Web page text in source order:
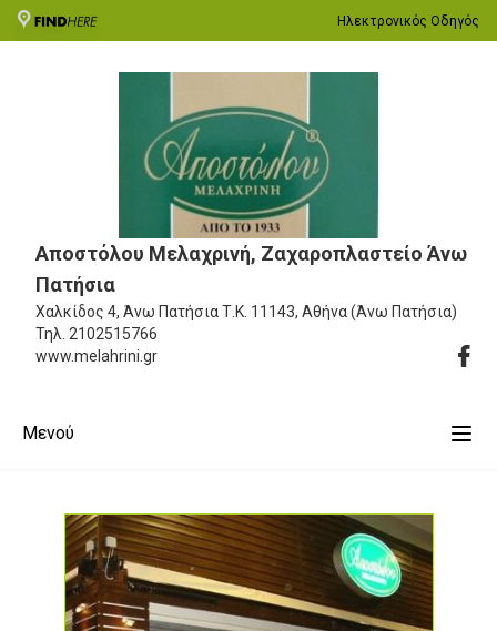
Ηλεκτρονικός Οδηγός
Αποστόλου Μελαχρινή, Ζαχαροπλαστείο Άνω
Πατήσια
Χαλκίδος 4, Άνω ΠατήσιαΤ.Κ. 11143, Αθήνα (Άνω Πατήσια)
Τηλ. 2102515766
www.melahrini.gr
Μενού